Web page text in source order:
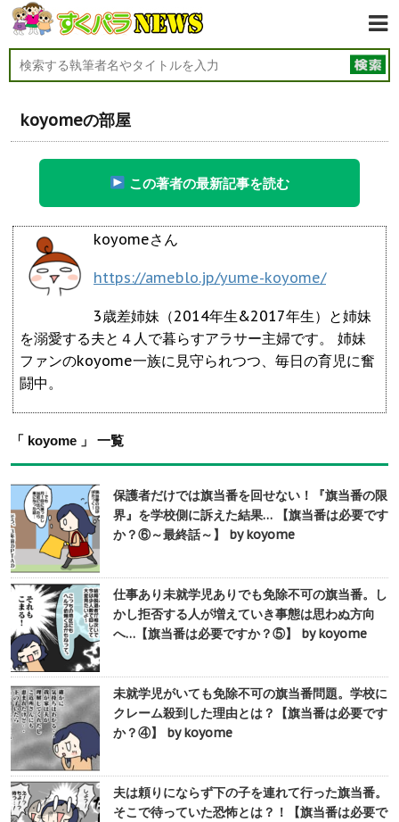
koyomeの部屋
この著者の最新記事を読む
koyomeさん
https://ameblo.jp/yume-koyome/
3歳差姉妹（2014年生&2017年生）と姉妹
を溺愛する夫と４人で暮らすアラサー主婦です。 姉妹
ファンのkoyome一族に見守られつつ、毎日の育児に奮
闘中。
「 koyome 」 一覧
保護者だけでは旗当番を回せない！『旗当番の限
界』を学校側に訴えた結果… 【旗当番は必要です
か？⑥～最終話～】 by koyome
仕事あり未就学児ありでも免除不可の旗当番。し
かし拒否する人が増えていき事態は思わぬ方向
へ…【旗当番は必要ですか？⑤】 by koyome
未就学児がいても免除不可の旗当番問題。学校に
クレーム殺到した理由とは？【旗当番は必要です
か？④】 by koyome
夫は頼りにならず下の子を連れて行った旗当番。
そこで待っていた恐怖とは？！【旗当番は必要で